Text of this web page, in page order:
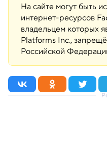
На сайте могут быть
интернет-ресурсов
владельцем которых
Platforms Inc.,
Российской